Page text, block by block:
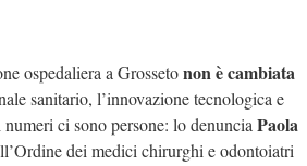
ospedaliera a Grossetonon è cambiata
sanitario, l’innovazione tecnologica e
ci sono persone: lo denuncia Paola
dei medici chirurghi e odontoiatri